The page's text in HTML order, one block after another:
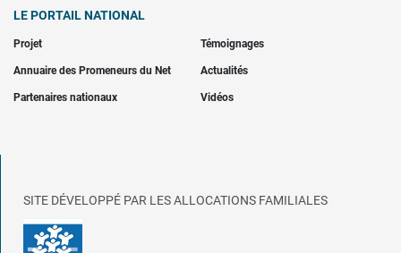
LE PORTAIL NATIONAL
Projet Témoignages
Annuaire des Promeneurs du Net Actualités
Partenaires nationaux Vidéos
SITE DÉVELOPPÉ PAR LES ALLOCATIONS FAMILIALES